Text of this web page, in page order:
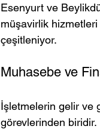
Esenyurt ve
müşavirlik
çeşitleniyor.
Muhasebe ve
İşletmelerin gelir ve
görevlerinden biridir.